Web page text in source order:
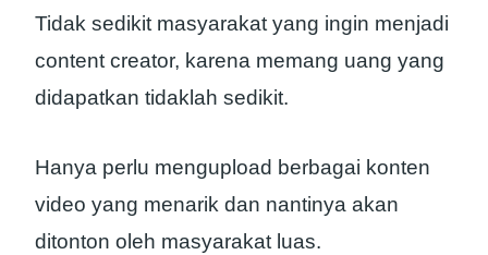
Tidak sedikit masyarakat yang ingin menjadi
content creator, karena memang uang yang
didapatkan tidaklah sedikit.
Hanya perlu mengupload berbagai konten
video yang menarik dan nantinya akan
ditonton oleh masyarakat luas.